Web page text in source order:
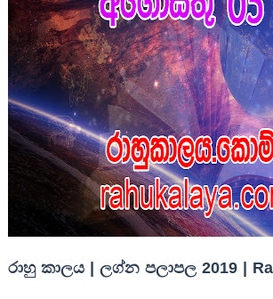
රාහු කාලය | ලග්න පලාපල 2019 |